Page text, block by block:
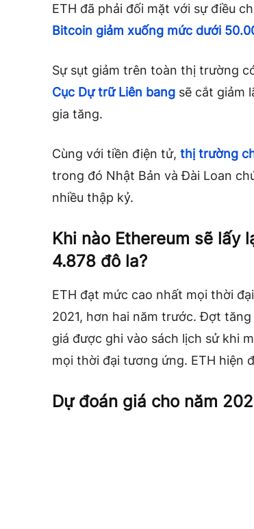
ETH đã phải đối mặt với sự điều
Bitcoin giảm xuống mức dưới
Sự sụt giảm trên toàn thị trường
Cục Dự trữ Liên bang sẽ cắt giảm
gia tăng.
Cùng với tiền điện tử, thị trường
trong đó Nhật Bản và Đài Loan
nhiều thập kỷ.
Khi nào Ethereum sẽ lấy
4.878 đô la?
ETH đạt mức cao nhất mọi thời
2021, hơn hai năm trước. Đợt
giá được ghi vào sách lịch sử khi
mọi thời đại tương ứng. ETH hiện
Dự đoán giá cho năm